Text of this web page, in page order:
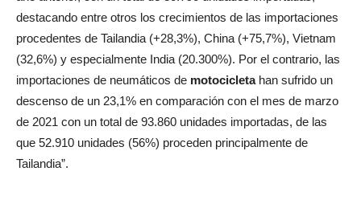
destacando entre otros los crecimientos de las importaciones
procedentes de Tailandia (+28,3%), China (+75,7%), Vietnam
(32,6%) y especialmente India (20.300%). Por el contrario, las
importaciones de neumáticos de motocicletahan sufrido un
descenso de un 23,1% en comparación con el mes de marzo
de 2021 con un total de 93.860 unidades importadas, de las
que 52.910 unidades (56%) proceden principalmente de
Tailandia”.